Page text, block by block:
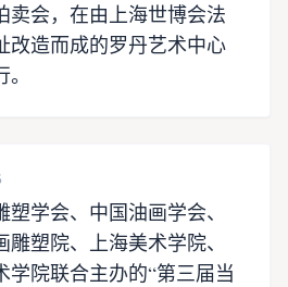
卖会，在由上海世博会法
改造而成的罗丹艺术中心
塑学会、中国油画学会、
雕塑院、上海美术学院、
学院联合主办的“第三届当